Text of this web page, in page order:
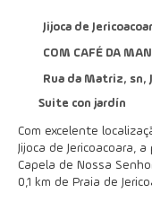
Jijoca de
COM CAFÉ DA
Rua da Matriz, sn,
Suite con jardín
Com excelente
Jijoca de Jericoacoara,
Capela de Nossa Senhora de Fátima.
0,1 km de Praia de